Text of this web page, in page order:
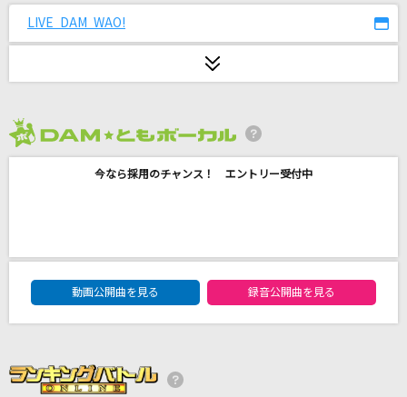
愛をとりもどせ!!
[生音]ワインレッドの心
[生音]高嶺の花子さん
FictionJunction feat. LiSA
LIVE DAM WAO!
今なら採用のチャンス！ エントリー受付中
DAM★ともボーカルエントリーランキング
動画公開曲を見る
録音公開曲を見る